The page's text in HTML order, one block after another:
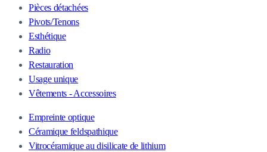
Pièces détachées
Pivots/Tenons
Esthétique
Radio
Restauration
Usage unique
Vêtements - Accessoires
Empreinte optique
Céramique feldspathique
Vitrocéramique au disilicate de lithium